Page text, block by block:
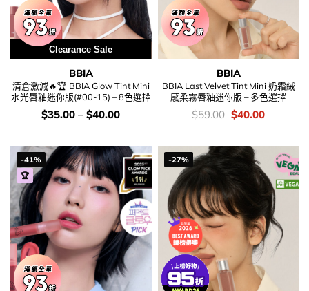
Clearance Sale
BBIA
清倉激減🔥🏆 BBIA Glow Tint Mini
水光唇釉迷你版(#00-15) – 8色選擇
價
$35.00 – $40.00
BBIA
BBIA Last Velvet Tint Mini 奶霜絨
感柔霧唇釉迷你版 – 多色選擇
價
$59.00 Original
$59.00.
$40.00Current
$40.00.
-41%
🏆
-27%